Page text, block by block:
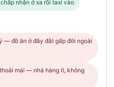
nhận ở xa rồi taxi vào
— đồ ăn ở đây đắt gấp đôi ngoài
mái — nhà hàng ít, không